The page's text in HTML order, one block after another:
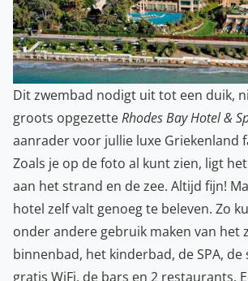
Dit zwembad nodigt uit tot een duik,
groots opgezetteRhodes Bay Hotel &
aanrader voor jullie luxe Griekenland
Zoals je op de foto al kunt zien, ligt
aan het strand en de zee. Altijd fijn!
hotel zelf valt genoeg te beleven. Zo
onder andere gebruik maken van het
binnenbad, het kinderbad, de SPA,
gratis WiFi, de bars en 2 restaurants.